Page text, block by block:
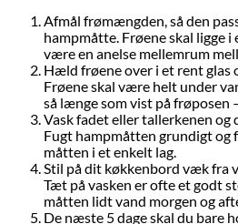
Afmål frømængden, så den
hampmåtte. Frøene skal ligge i
være en anelse mellemrum
Hæld frøene over i et rent glas
Frøene skal være helt under
så længe som vist på frøposen
Vask fadet eller tallerkenen
Fugt hampmåtten grundigt og
måtten i et enkelt lag.
Stil på dit køkkenbord væk fra
Tæt på vasken er ofte et godt
måtten lidt vand morgen og
De næste 5 dage skal du bare